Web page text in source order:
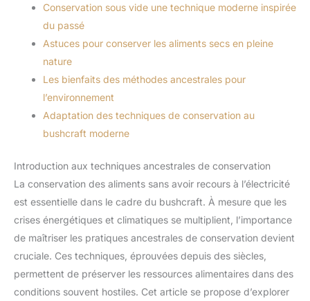
Conservation sous vide une technique moderne inspirée
du passé
Astuces pour conserver les aliments secs en pleine
nature
Les bienfaits des méthodes ancestrales pour
l’environnement
Adaptation des techniques de conservation au
bushcraft moderne
Introduction aux techniques ancestrales de conservation
La conservation des aliments sans avoir recours à l’électricité
est essentielle dans le cadre du bushcraft. À mesure que les
crises énergétiques et climatiques se multiplient, l’importance
de maîtriser les pratiques ancestrales de conservation devient
cruciale. Ces techniques, éprouvées depuis des siècles,
permettent de préserver les ressources alimentaires dans des
conditions souvent hostiles. Cet article se propose d’explorer